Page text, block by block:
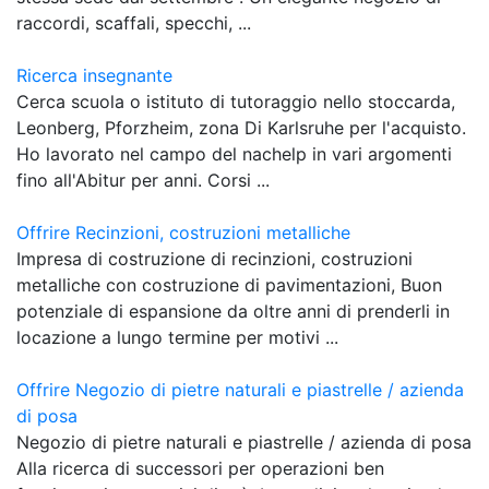
raccordi, scaffali, specchi, ...
Ricerca insegnante
Cerca scuola o istituto di tutoraggio nello stoccarda,
Leonberg, Pforzheim, zona Di Karlsruhe per l'acquisto.
Ho lavorato nel campo del nachelp in vari argomenti
fino all'Abitur per anni. Corsi ...
Offrire Recinzioni, costruzioni metalliche
Impresa di costruzione di recinzioni, costruzioni
metalliche con costruzione di pavimentazioni, Buon
potenziale di espansione da oltre anni di prenderli in
locazione a lungo termine per motivi ...
Offrire Negozio di pietre naturali e piastrelle / azienda
di posa
Negozio di pietre naturali e piastrelle / azienda di posa
Alla ricerca di successori per operazioni ben